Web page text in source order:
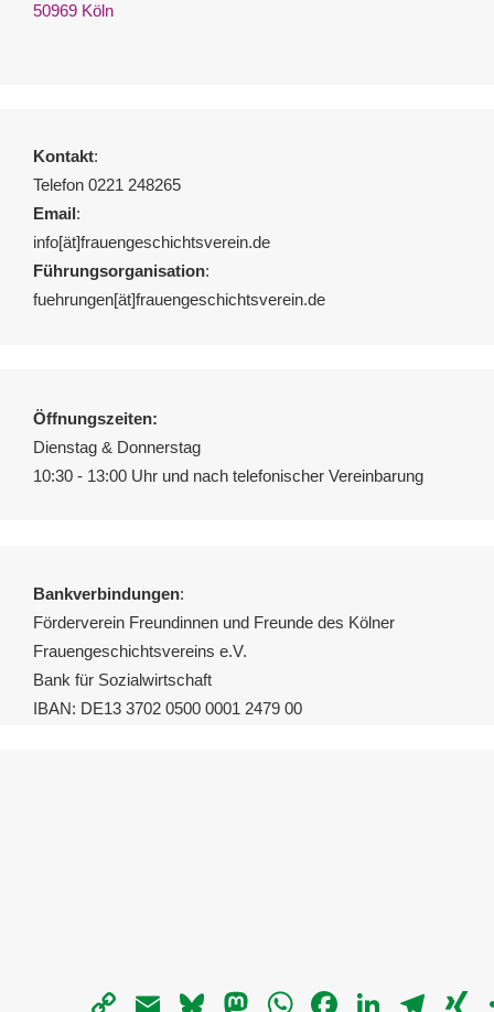
50969 Köln
Kontakt:
Telefon 0221 248265
Email:
info[ät]frauengeschichtsverein.de
Führungsorganisation:
fuehrungen[ät]frauengeschichtsverein.de
Öffnungszeiten:
Dienstag & Donnerstag
10:30 - 13:00 Uhr und nach telefonischer Vereinbarung
Bankverbindungen:
Förderverein Freundinnen und Freunde des Kölner
Frauengeschichtsvereins e.V.
Bank für Sozialwirtschaft
IBAN: DE13 3702 0500 0001 2479 00
Copy
Email Bluesky MastodonWhatsAppFacebookLinkedIn